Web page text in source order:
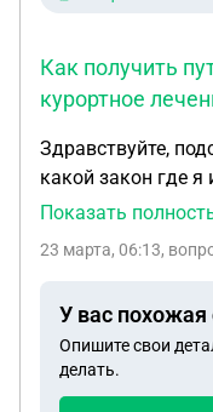
Как получить
курортное
Здравствуйте,
какой закон где
первой группы,
нужно ждать
закон нам
нам дали вне
отдельности.
Показать
23 марта, 06:13,
У вас похожая
Опишите свои
делать.